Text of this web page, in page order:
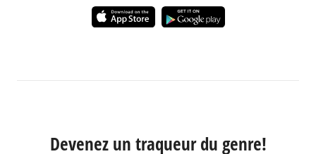
Devenez un traqueur du genre!